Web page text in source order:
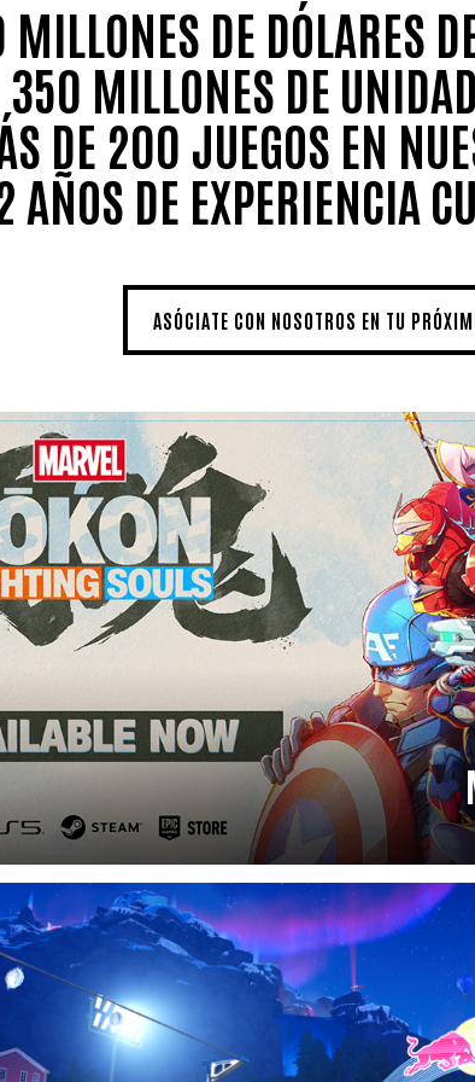
DE DÓLARES
350 MILLONES DE
DE 200 JUEGOS EN
AÑOS DE EXPERIENCIA
ASÓCIATE CON NOSOTROS EN TU